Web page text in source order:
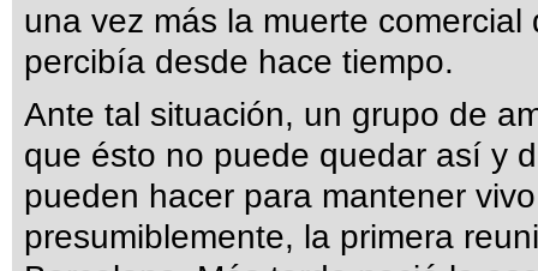
una vez más la muerte
percibía desde hace tiempo.
Ante tal situación, un grupo de
que ésto no puede quedar así y
pueden hacer para mantener
presumiblemente, la primera